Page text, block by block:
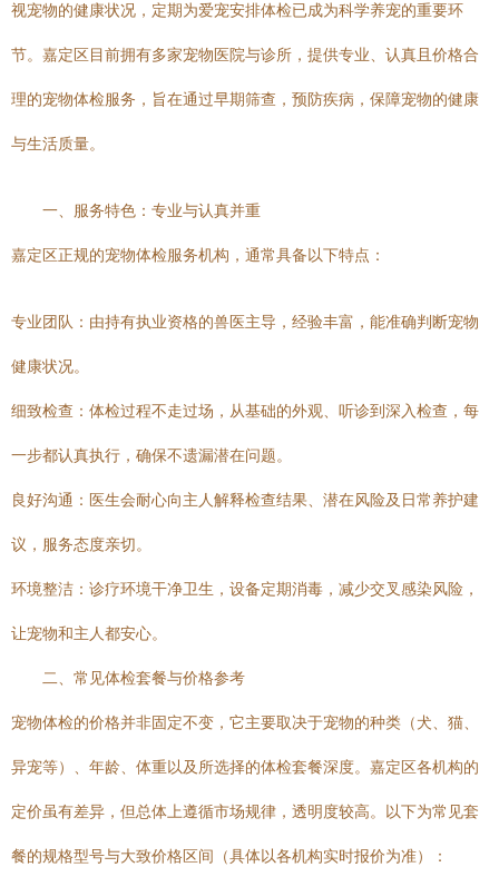
视宠物的健康状况，定期为爱宠安排体检已成为科学养宠的重要环
节。嘉定区目前拥有多家宠物医院与诊所，提供专业、认真且价格合
理的宠物体检服务，旨在通过早期筛查，预防疾病，保障宠物的健康
与生活质量。
一、服务特色：专业与认真并重
嘉定区正规的宠物体检服务机构，通常具备以下特点：
专业团队：由持有执业资格的兽医主导，经验丰富，能准确判断宠物
健康状况。
细致检查：体检过程不走过场，从基础的外观、听诊到深入检查，每
一步都认真执行，确保不遗漏潜在问题。
良好沟通：医生会耐心向主人解释检查结果、潜在风险及日常养护建
议，服务态度亲切。
环境整洁：诊疗环境干净卫生，设备定期消毒，减少交叉感染风险，
让宠物和主人都安心。
二、常见体检套餐与价格参考
宠物体检的价格并非固定不变，它主要取决于宠物的种类（犬、猫、
异宠等）、年龄、体重以及所选择的体检套餐深度。嘉定区各机构的
定价虽有差异，但总体上遵循市场规律，透明度较高。以下为常见套
餐的规格型号与大致价格区间（具体以各机构实时报价为准）：